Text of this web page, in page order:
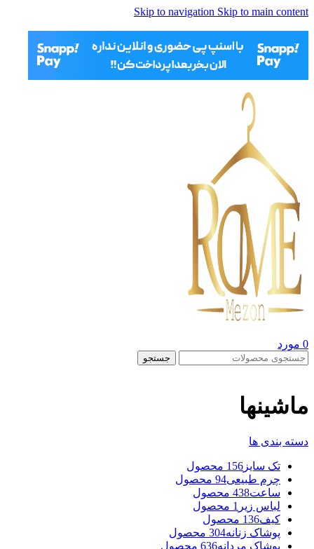
Skip to navigation Skip to main content
0 مورد
جستجو
ماشینها
دسته بندی ها
تک سایز 156 محصول
چرم طبیعی94 محصول
ساعت438 محصول
لباس زیر 1 محصول
کیف136 محصول
پوشاک زنانه304 محصول
پوشاک مردانه636 محصول